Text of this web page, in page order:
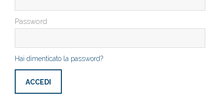
Password
Hai dimenticato la password?